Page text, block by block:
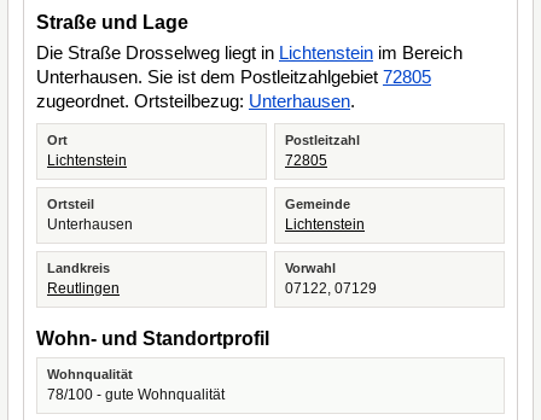
Straße und Lage
Die Straße Drosselweg liegt in Lichtenstein im Bereich
Unterhausen. Sie ist dem Postleitzahlgebiet 72805
zugeordnet. Ortsteilbezug: Unterhausen.
Ort
Lichtenstein
Postleitzahl
72805
Ortsteil
Unterhausen
Gemeinde
Lichtenstein
Landkreis
Reutlingen
Vorwahl
07122, 07129
Wohn- und Standortprofil
Wohnqualität
78/100 - gute Wohnqualität